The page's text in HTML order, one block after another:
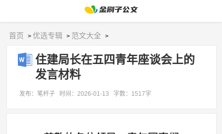
首页 >优选专辑 > 范文大全 >
住建局长在五四青年座谈会上的
发言材料
发布：笔杆子 时间：2026-01-13 字数：1517字